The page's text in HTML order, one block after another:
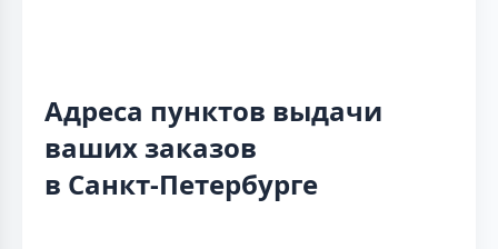
Адреса пунктов выдачи
ваших заказов
в Санкт-Петербурге